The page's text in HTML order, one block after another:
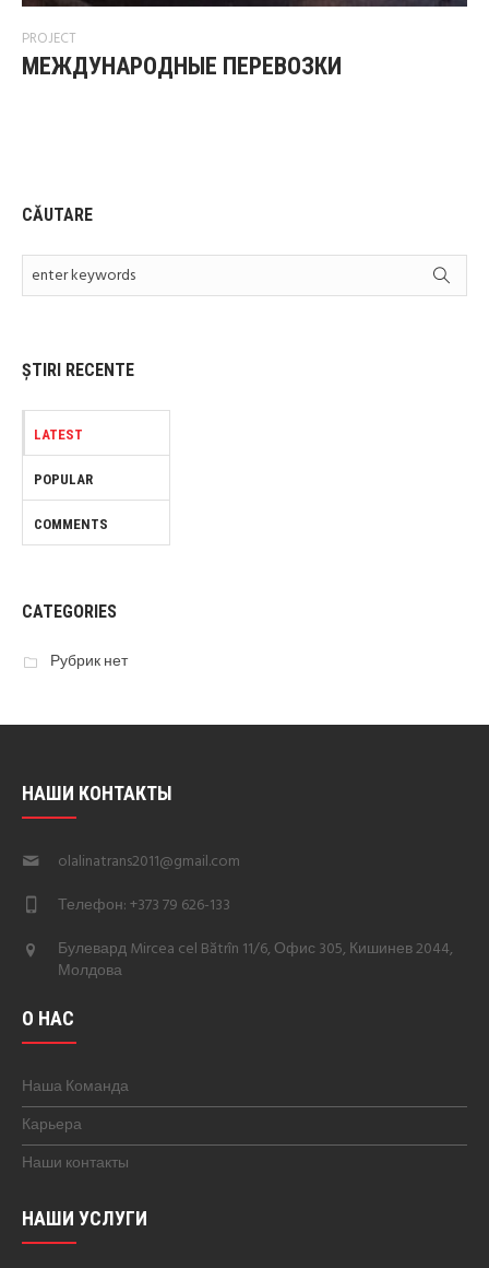
PROJECT
МЕЖДУНАРОДНЫЕ ПЕРЕВОЗКИ
CĂUTARE
ȘTIRI RECENTE
LATEST
POPULAR
COMMENTS
CATEGORIES
Рубрик нет
НАШИ КОНТАКТЫ
olalinatrans2011@gmail.com
Телефон: +373 79 626-133
Булевард Mircea cel Bătrîn 11/6, Офис 305, Кишинев 2044,
Молдова
О НАС
Наша Команда
Карьера
Наши контакты
НАШИ УСЛУГИ